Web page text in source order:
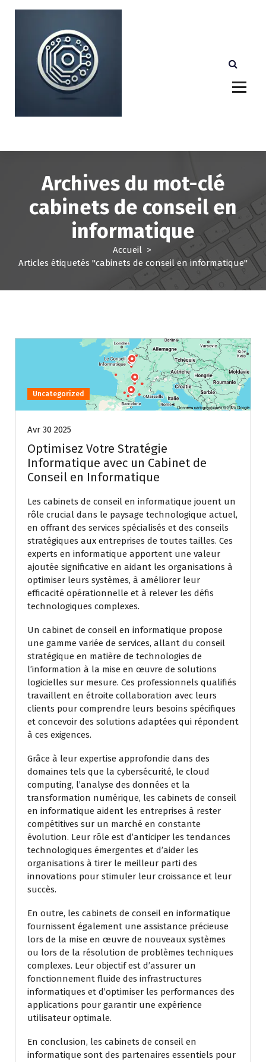
e
Archives du mot-clé
cabinets de conseil en
informatique
Accueil>
Articles étiquetés "cabinets de conseil en informatique"
Uncategorized
Avr 30 2025
Optimisez Votre Stratégie
Informatique avec un Cabinet de
Conseil en Informatique
Les cabinets de conseil en informatique jouent un
rôle crucial dans le paysage technologique actuel,
en offrant des services spécialisés et des conseils
stratégiques aux entreprises de toutes tailles. Ces
experts en informatique apportent une valeur
ajoutée significative en aidant les organisations à
optimiser leurs systèmes, à améliorer leur
efficacité opérationnelle et à relever les défis
technologiques complexes.
Un cabinet de conseil en informatique propose
une gamme variée de services, allant du conseil
stratégique en matière de technologies de
l’information à la mise en œuvre de solutions
logicielles sur mesure. Ces professionnels qualifiés
travaillent en étroite collaboration avec leurs
clients pour comprendre leurs besoins spécifiques
et concevoir des solutions adaptées qui répondent
à ces exigences.
Grâce à leur expertise approfondie dans des
domaines tels que la cybersécurité, le cloud
computing, l’analyse des données et la
transformation numérique, les cabinets de conseil
en informatique aident les entreprises à rester
compétitives sur un marché en constante
évolution. Leur rôle est d’anticiper les tendances
technologiques émergentes et d’aider les
organisations à tirer le meilleur parti des
innovations pour stimuler leur croissance et leur
succès.
En outre, les cabinets de conseil en informatique
fournissent également une assistance précieuse
lors de la mise en œuvre de nouveaux systèmes
ou lors de la résolution de problèmes techniques
complexes. Leur objectif est d’assurer un
fonctionnement fluide des infrastructures
informatiques et d’optimiser les performances des
applications pour garantir une expérience
utilisateur optimale.
En conclusion, les cabinets de conseil en
informatique sont des partenaires essentiels pour